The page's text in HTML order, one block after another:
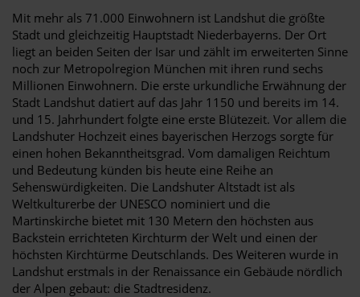
Mit mehr als 71.000 Einwohnern ist Landshut die größte
Stadt und gleichzeitig Hauptstadt Niederbayerns. Der Ort
liegt an beiden Seiten der Isar und zählt im erweiterten Sinne
noch zur Metropolregion München mit ihren rund sechs
Millionen Einwohnern. Die erste urkundliche Erwähnung der
Stadt Landshut datiert auf das Jahr 1150 und bereits im 14.
und 15. Jahrhundert folgte eine erste Blütezeit. Vor allem die
Landshuter Hochzeit eines bayerischen Herzogs sorgte für
einen hohen Bekanntheitsgrad. Vom damaligen Reichtum
und Bedeutung künden bis heute eine Reihe an
Sehenswürdigkeiten. Die Landshuter Altstadt ist als
Weltkulturerbe der UNESCO nominiert und die
Martinskirche bietet mit 130 Metern den höchsten aus
Backstein errichteten Kirchturm der Welt und einen der
höchsten Kirchtürme Deutschlands. Des Weiteren wurde in
Landshut erstmals in der Renaissance ein Gebäude nördlich
der Alpen gebaut: die Stadtresidenz.